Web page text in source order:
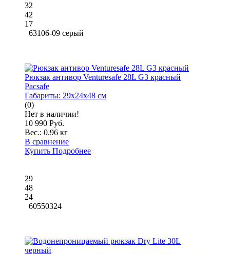
32
42
17
63106-09 серый
Рюкзак антивор Venturesafe 28L G3 красный
Pacsafe
Габариты: 29x24x48 см
(0)
Нет в наличии!
10 990 Руб.
Вес.: 0.96 кг
В сравнение
Купить Подробнее
29
48
24
60550324